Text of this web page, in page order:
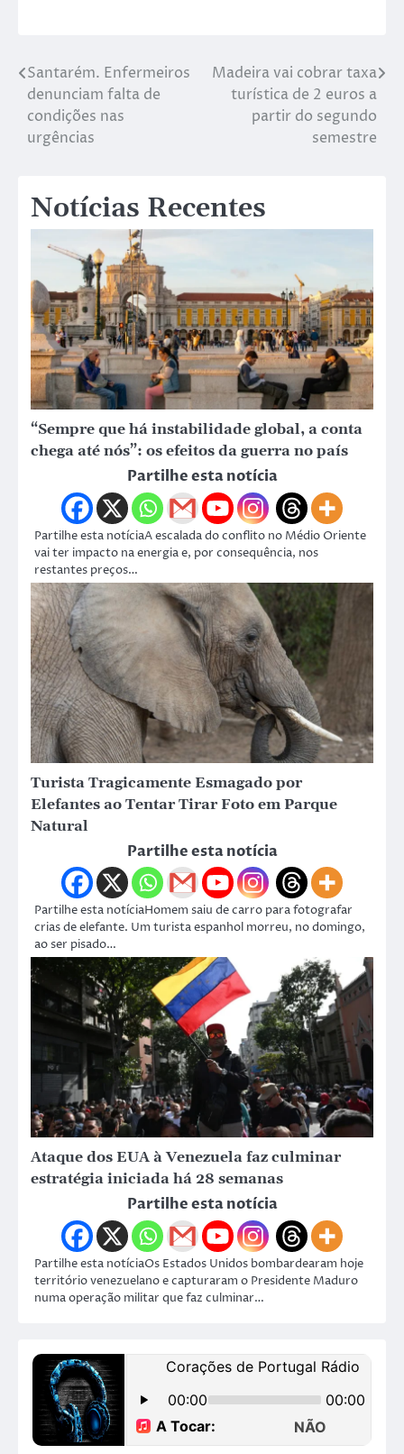
Santarém. Enfermeiros
denunciam falta de
condições nas
urgências
Madeira vai cobrar taxa
turística de 2 euros a
partir do segundo
semestre
Notícias Recentes
“Sempre que há instabilidade global, a conta
chega até nós”: os efeitos da guerra no país
Partilhe esta notícia
Partilhe esta notíciaA escalada do conflito no Médio Oriente
vai ter impacto na energia e, por consequência, nos
restantes preços…
Turista Tragicamente Esmagado por
Elefantes ao Tentar Tirar Foto em Parque
Natural
Partilhe esta notícia
Partilhe esta notíciaHomem saiu de carro para fotografar
crias de elefante. Um turista espanhol morreu, no domingo,
ao ser pisado…
Ataque dos EUA à Venezuela faz culminar
estratégia iniciada há 28 semanas
Partilhe esta notícia
Partilhe esta notíciaOs Estados Unidos bombardearam hoje
território venezuelano e capturaram o Presidente Maduro
numa operação militar que faz culminar…